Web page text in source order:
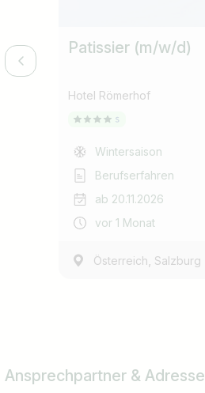
Patissier (m/w/d)
Hotel Römerhof
Wintersaison
Berufserfahren
ab 20.11.2026
vor 1 Monat
Österreich Salzburg
Ansprechpartner & Adresse